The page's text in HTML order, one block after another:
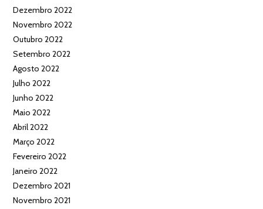
Dezembro 2022
Novembro 2022
Outubro 2022
Setembro 2022
Agosto 2022
Julho 2022
Junho 2022
Maio 2022
Abril 2022
Março 2022
Fevereiro 2022
Janeiro 2022
Dezembro 2021
Novembro 2021